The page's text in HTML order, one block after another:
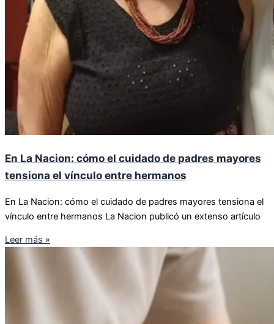
En La Nacion: cómo el cuidado de padres mayores
tensiona el vínculo entre hermanos
En La Nacion: cómo el cuidado de padres mayores tensiona el
vínculo entre hermanos La Nacion publicó un extenso artículo
Leer más »